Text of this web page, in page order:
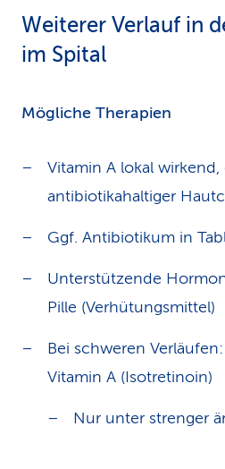
Weiterer Verlauf in
im Spital
Mögliche Therapien
Vitamin A lokal
antibiotikahaltiger
Ggf. Antibiotikum in
Unterstützende
Pille (Verhütungsmittel)
Bei schweren
Vitamin A (Isotretinoin)
Nur unter strenger